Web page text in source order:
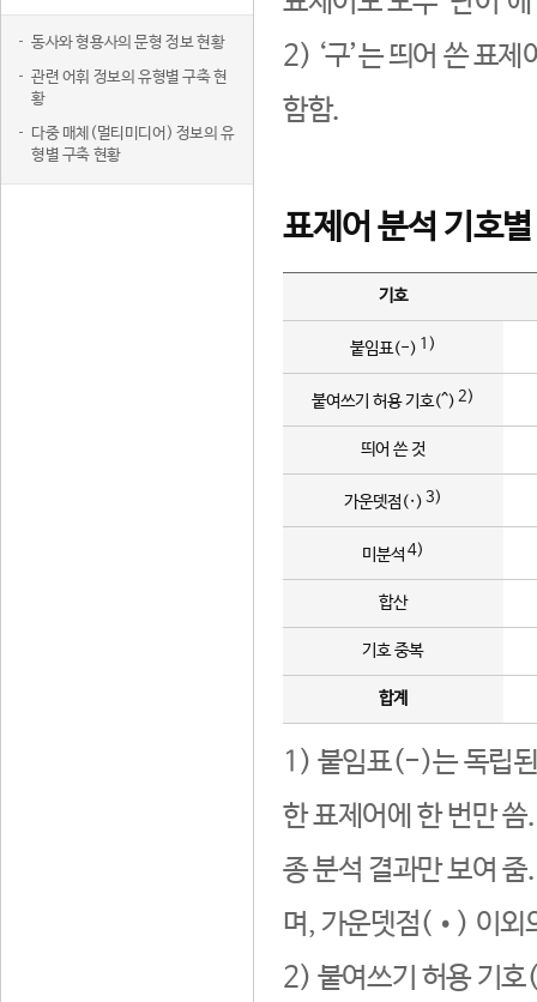
동사와 형용사의 문형 정보 현황
관련 어휘 정보의 유형별 구축 현
황
다중 매체(멀티미디어) 정보의 유
형별 구축 현황
2) ‘구’는 띄어 쓴 표
함함.
표제어 분석 기호
기호
붙임표(-) 1)
붙여쓰기 허용 기호(^) 2)
띄어 쓴 것
가운뎃점(·) 3)
미분석 4)
합산
기호 중복
합계
1) 붙임표(-)는 독립된
한 표제어에 한 번만
종 분석 결과만 보여
며, 가운뎃점(•) 이외
2) 붙여쓰기 허용 기호